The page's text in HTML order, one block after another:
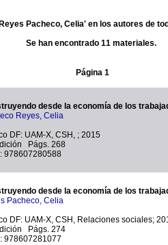
Pacheco, Celia' en los autores de
Se han encontrado 11 materiales.
Página 1
desde la economía de los
Reyes, Celia
DF: UAM-X, CSH, ; 2015
Págs. 268
978607280588
desde la economía de los
Pacheco, Celia
DF: UAM-X, CSH, Relaciones sociales;
Págs. 274
978607281077